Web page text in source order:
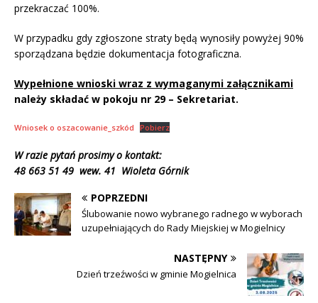
przekraczać 100%.
W przypadku gdy zgłoszone straty będą wynosiły powyżej 90%
sporządzana będzie dokumentacja fotograficzna.
Wypełnione wnioski wraz z wymaganymi załącznikami
należy składać w pokoju nr 29 – Sekretariat.
Wniosek o oszacowanie_szkód Pobierz
W razie pytań prosimy o kontakt:
48 663 51 49 wew. 41 Wioleta Górnik
POPRZEDNI
Ślubowanie nowo wybranego radnego w wyborach
uzupełniających do Rady Miejskiej w Mogielnicy
NASTĘPNY
Dzień trzeźwości w gminie Mogielnica